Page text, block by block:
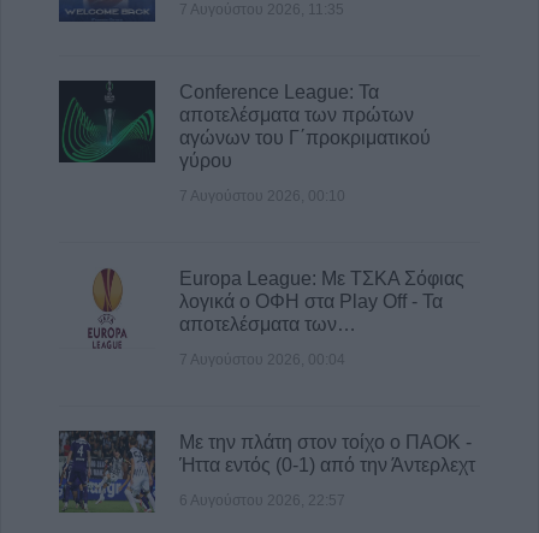
7 Αυγούστου 2026, 11:35
Conference League: Τα
αποτελέσματα των πρώτων
αγώνων του Γ΄προκριματικού
γύρου
7 Αυγούστου 2026, 00:10
Europa League: Με ΤΣΚΑ Σόφιας
λογικά ο ΟΦΗ στα Play Off - Τα
αποτελέσματα των…
7 Αυγούστου 2026, 00:04
Με την πλάτη στον τοίχο ο ΠΑΟΚ -
Ήττα εντός (0-1) από την Άντερλεχτ
6 Αυγούστου 2026, 22:57